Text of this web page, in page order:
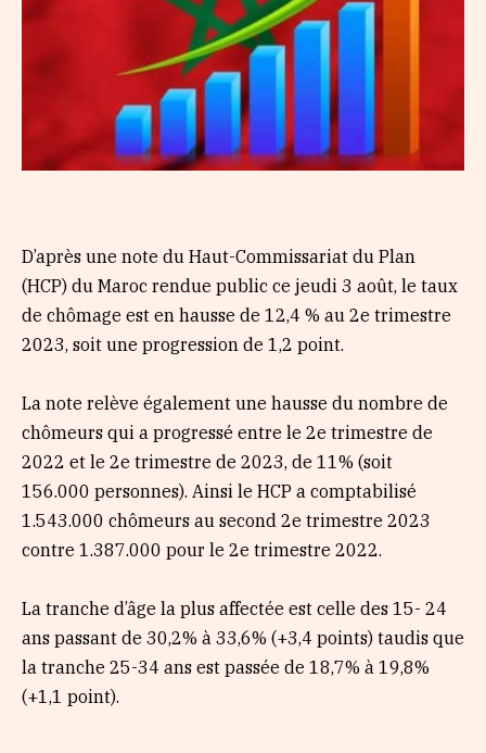
D’après une note du Haut-Commissariat du Plan
(HCP) du Maroc rendue public ce jeudi 3 août, le taux
de chômage est en hausse de 12,4 % au 2e trimestre
2023, soit une progression de 1,2 point.
La note relève également une hausse du nombre de
chômeurs qui a progressé entre le 2e trimestre de
2022 et le 2e trimestre de 2023, de 11% (soit
156.000 personnes). Ainsi le HCP a comptabilisé
1.543.000 chômeurs au second 2e trimestre 2023
contre 1.387.000 pour le 2e trimestre 2022.
La tranche d’âge la plus affectée est celle des 15- 24
ans passant de 30,2% à 33,6% (+3,4 points) taudis que
la tranche 25-34 ans est passée de 18,7% à 19,8%
(+1,1 point).